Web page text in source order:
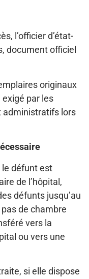
l’officier d’état-
document officiel
originaux
exigé par les
administratifs lors
le défunt est
de l’hôpital,
défunts jusqu’au
pas de chambre
vers la
ou vers une
si elle dispose